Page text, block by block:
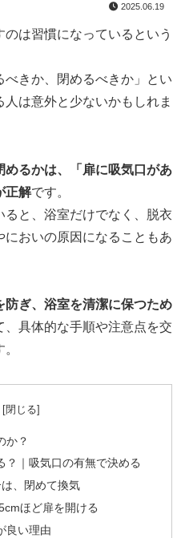
2025.06.19
は習慣になっているという
べきか、閉めるべきか」とい
は意外と少ないかもしれま
めるかは、「扉に吸気口があ
正解です。
と、浴室だけでなく、脱衣
おいの原因になることもあ
防ぎ、浴室を清潔に保つため
、具体的な手順や注意点を交
か？
？｜吸気口の有無で決める
、閉めて換気
ほど扉を開ける
良い理由